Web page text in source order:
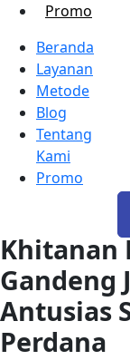
Promo
Beranda
Layanan
Metode
Blog
Tentang
Kami
Promo
Khitanan
Gandeng
Antusias
Perdana